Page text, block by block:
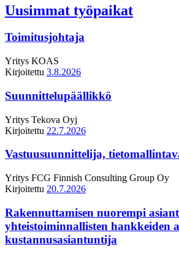
Uusimmat työpaikat
Toimitusjohtaja
Yritys KOAS
Kirjoitettu 3.8.2026
Suunnittelupäällikkö
Yritys Tekova Oyj
Kirjoitettu 22.7.2026
Vastuusuunnittelija,
Yritys FCG Finnish Consulting Group Oy
Kirjoitettu 20.7.2026
Rakennuttamisen nuorempi
yhteistoiminnallisten hankkeiden
kustannusasiantuntija